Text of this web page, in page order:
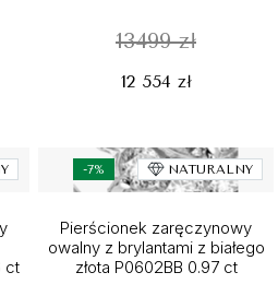
13499 zł
12 554 zł
ct
-7% NATURALNY
Pierścionek zaręczynowy
owalny z brylantami z białego
złota P0602BB 0.97 ct